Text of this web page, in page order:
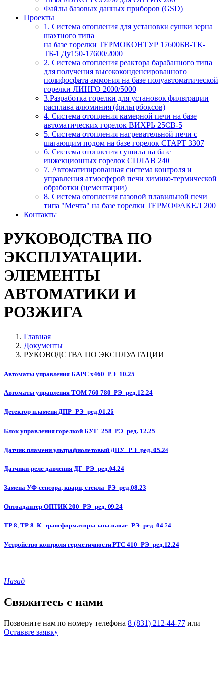
Файлы базовых данных приборов (GSD)
Проекты
1. Система отопления для установки сушки зерна
шахтного типа
на базе горелки ТЕРМОКОНТУР 17600БВ-ТК-
ТБ-1 Ду150-17600/2000
2. Система отопления реактора барабанного типа
для получения высококонденсированного
полифосфата аммония на базе полуавтоматической
горелки ЛИНГО 2000/5000
3.Разработка горелки для установок фильтрации
расплава алюминия (фильтрбоксов)
4. Система отопления камерной печи на базе
автоматических горелок ВИХРЬ 25СВ-5
5. Система отопления нагревательной печи с
шагающим подом на базе горелок СТАРТ 3307
6. Система отопления сушила на базе
инжекционных горелок СПЛАВ 240
7. Автоматизированная система контроля и
управления атмосферой печи химико-термической
обработки (цементации)
8. Система отопления газовой плавильной печи
типа "Мечта" на базе горелки ТЕРМОФАКЕЛ 200
Контакты
РУКОВОДСТВА ПО
ЭКСПЛУАТАЦИИ.
ЭЛЕМЕНТЫ
АВТОМАТИКИ И
РОЗЖИГА
Главная
Документы
РУКОВОДСТВА ПО ЭКСПЛУАТАЦИИ
Автоматы управления БАРС х460_РЭ_10.25
Автоматы управления ТОМ 760 780_РЭ_ред.12.24
Детектор пламени ДПР_РЭ_ред.01.26
Блок управления горелкой БУГ_258_РЭ_ред. 12.25
Датчик пламени ультрафиолетовый ДПУ_РЭ_ред. 05.24
Датчики-реле давления ДГ_РЭ_ред.04.24
Замена УФ-сенсора, кварц. стекла_РЭ_ред.08.23
Оптоадаптер ОПТИК 200_РЭ_ред. 09.24
ТР 8, ТР 8..К_трансформаторы запальные_РЭ_ред. 04.24
Устройство контроля герметичности РТС 410_РЭ_ред.12.24
Назад
Свяжитесь с нами
Позвоните нам по номеру телефона 8 (831) 212-44-77 или
Оставьте заявку